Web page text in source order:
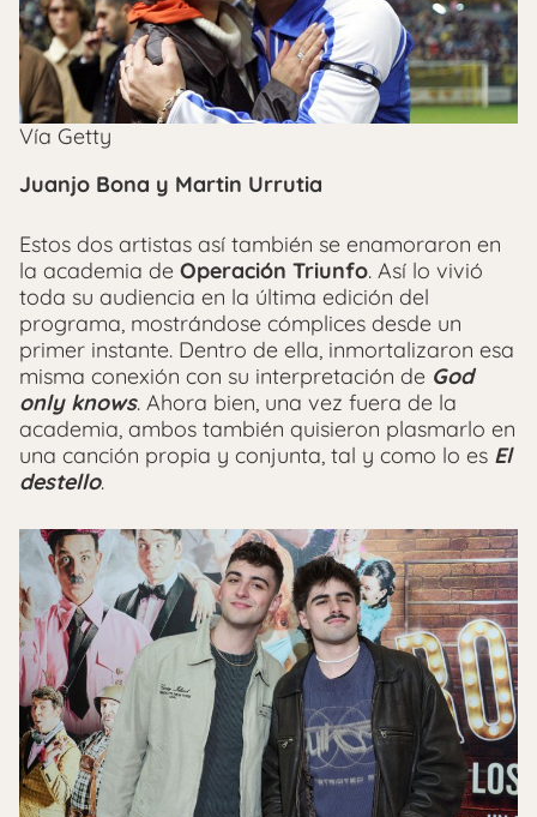
Vía Getty
Juanjo Bona y Martin Urrutia
Estos dos artistas así también se enamoraron en
la academia de Operación Triunfo. Así lo vivió
toda su audiencia en la última edición del
programa, mostrándose cómplices desde un
primer instante. Dentro de ella, inmortalizaron esa
misma conexión con su interpretación de God
only knows. Ahora bien, una vez fuera de la
academia, ambos también quisieron plasmarlo en
una canción propia y conjunta, tal y como lo es El
destello.